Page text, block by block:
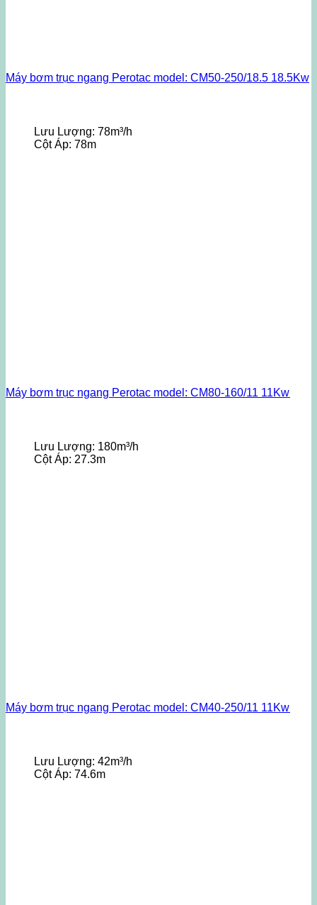
Máy bơm trục ngang Perotac model: CM50-250/18.5 18.5Kw
Lưu Lượng: 78m³/h
Cột Áp: 78m
Máy bơm trục ngang Perotac model: CM80-160/11 11Kw
Lưu Lượng: 180m³/h
Cột Áp: 27.3m
Máy bơm trục ngang Perotac model: CM40-250/11 11Kw
Lưu Lượng: 42m³/h
Cột Áp: 74.6m